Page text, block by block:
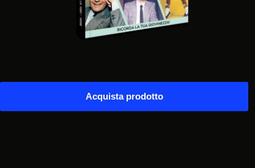
Acquista prodotto